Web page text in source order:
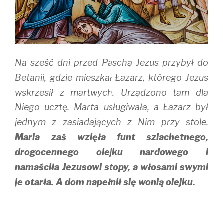
Na sześć dni przed Paschą Jezus przybył do
Betanii, gdzie mieszkał Łazarz, którego Jezus
wskrzesił z martwych. Urządzono tam dla
Niego ucztę. Marta usługiwała, a Łazarz był
jednym z zasiadających z Nim przy stole.
Maria zaś wzięła funt szlachetnego,
drogocennego olejku nardowego i
namaściła Jezusowi stopy, a włosami swymi
je otarła. A dom napełnił się wonią olejku.